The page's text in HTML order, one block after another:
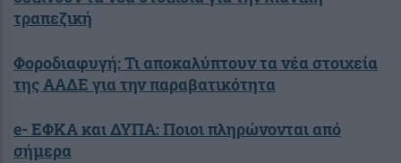
τραπεζική
Φοροδιαφυγή: Τι αποκαλύπτουν τα νέα στοιχεία
της ΑΑΔΕ για την παραβατικότητα
e- ΕΦΚΑ και ΔΥΠΑ: Ποιοι πληρώνονται από
σήμερα